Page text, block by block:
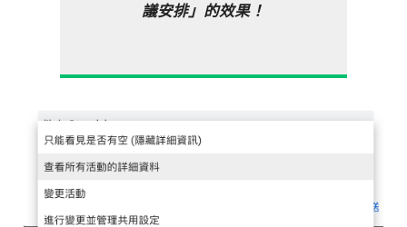
議安排」的效果！